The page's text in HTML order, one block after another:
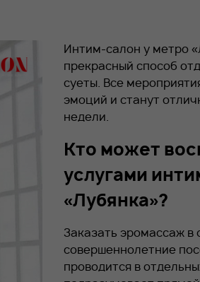
Интим-салон у метро
прекрасный способ
суеты. Все
эмоций и станут
недели.
Кто может
услугами
«Лубянка»?
Заказать эромассаж в
совершеннолетние
проводится в